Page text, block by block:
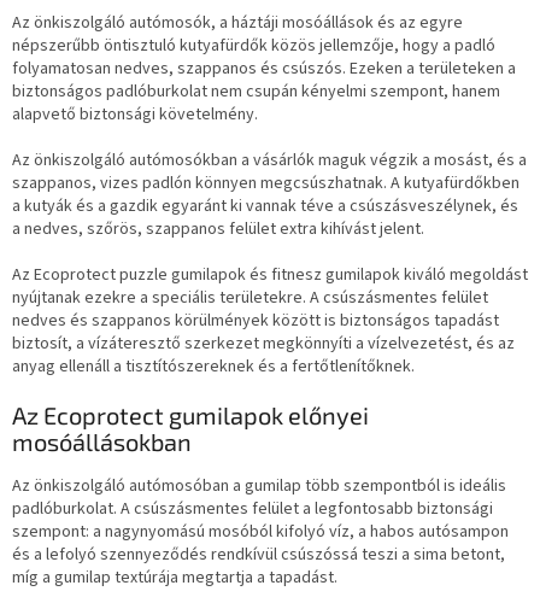
Az önkiszolgáló autómosók, a háztáji mosóállások és az egyre
népszerűbb öntisztuló kutyafürdők közös jellemzője, hogy a padló
folyamatosan nedves, szappanos és csúszós. Ezeken a területeken a
biztonságos padlóburkolat nem csupán kényelmi szempont, hanem
alapvető biztonsági követelmény.
Az önkiszolgáló autómosókban a vásárlók maguk végzik a mosást, és a
szappanos, vizes padlón könnyen megcsúszhatnak. A kutyafürdőkben
a kutyák és a gazdik egyaránt ki vannak téve a csúszásveszélynek, és
a nedves, szőrös, szappanos felület extra kihívást jelent.
Az Ecoprotect puzzle gumilapok és fitnesz gumilapok kiváló megoldást
nyújtanak ezekre a speciális területekre. A csúszásmentes felület
nedves és szappanos körülmények között is biztonságos tapadást
biztosít, a vízáteresztő szerkezet megkönnyíti a vízelvezetést, és az
anyag ellenáll a tisztítószereknek és a fertőtlenítőknek.
Az Ecoprotect gumilapok előnyei
mosóállásokban
Az önkiszolgáló autómosóban a gumilap több szempontból is ideális
padlóburkolat. A csúszásmentes felület a legfontosabb biztonsági
szempont: a nagynyomású mosóból kifolyó víz, a habos autósampon
és a lefolyó szennyeződés rendkívül csúszóssá teszi a sima betont,
míg a gumilap textúrája megtartja a tapadást.